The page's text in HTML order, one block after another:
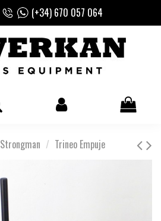
(+34) 670 057 064
Strongman Trineo Empuje